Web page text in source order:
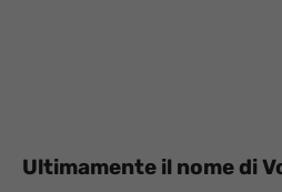
Ultimamente il nome di